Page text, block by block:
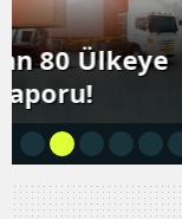
Primleri
Edilecek!